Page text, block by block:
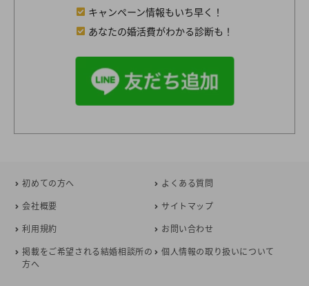
キャンペーン情報もいち早く！
あなたの婚活費がわかる診断も！
初めての方へ
よくある質問
会社概要
サイトマップ
利用規約
お問い合わせ
掲載をご希望される結婚相談所の
方へ
個人情報の取り扱いについて